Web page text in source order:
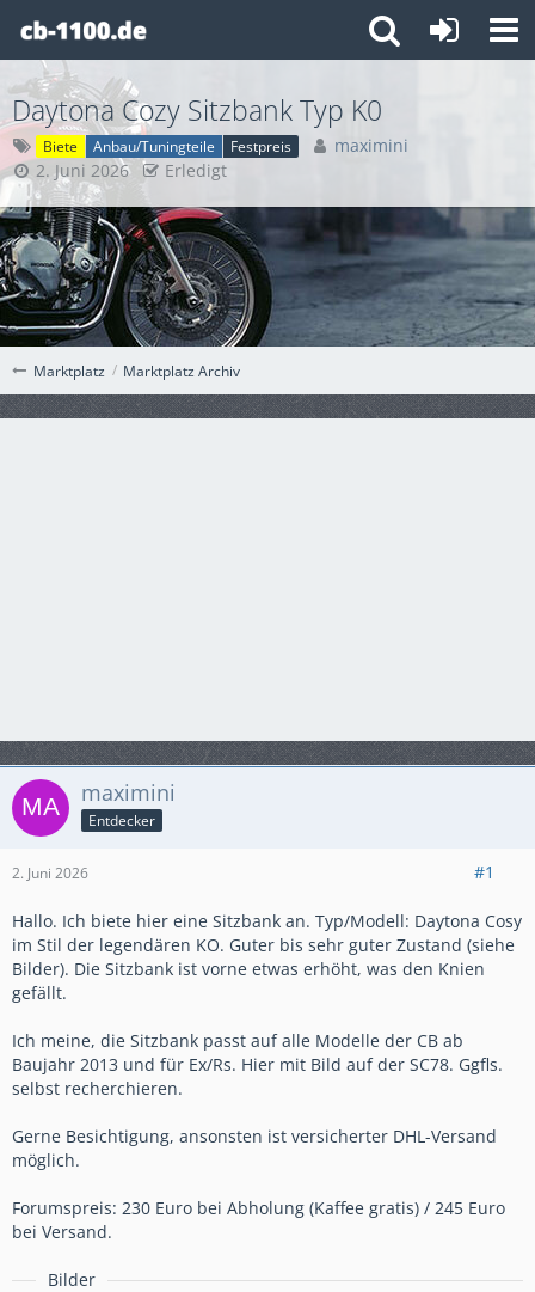
Marktplatz Marktplatz Archiv
Daytona Cozy Sitzbank Typ K0
Biete Anbau/Tuningteile Festpreis
maximini
2. Juni 2026
Erledigt
maximini
Entdecker
2. Juni 2026 #1
Hallo. Ich biete hier eine Sitzbank an. Typ/Modell: Daytona Cosy
im Stil der legendären KO. Guter bis sehr guter Zustand (siehe
Bilder). Die Sitzbank ist vorne etwas erhöht, was den Knien
gefällt.
Ich meine, die Sitzbank passt auf alle Modelle der CB ab
Baujahr 2013 und für Ex/Rs. Hier mit Bild auf der SC78. Ggfls.
selbst recherchieren.
Gerne Besichtigung, ansonsten ist versicherter DHL-Versand
möglich.
Forumspreis: 230 Euro bei Abholung (Kaffee gratis) / 245 Euro
bei Versand.
Bilder